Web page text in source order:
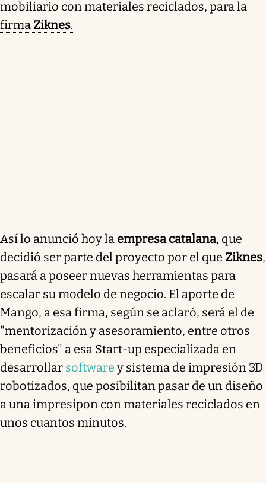
mobiliario con materiales reciclados, para la
firmaZiknes.
Así lo anunció hoy la empresa catalana, que
decidió ser parte del proyecto por el que Ziknes,
pasará a poseer nuevas herramientas para
escalar su modelo de negocio. El aporte de
Mango, a esa firma, según se aclaró, será el de
"mentorización y asesoramiento, entre otros
beneficios" a esa Start-up especializada en
desarrollar software y sistema de impresión 3D
robotizados, que posibilitan pasar de un diseño
a una impresipon con materiales reciclados en
unos cuantos minutos.